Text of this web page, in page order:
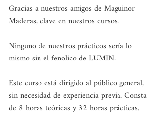
Gracias a nuestros amigos de Maguinor
Maderas, clave en nuestros cursos.
Ninguno de nuestros prácticos sería lo
mismo sin el fenolico de LUMIN.
Este curso está dirigido al público general,
sin necesidad de experiencia previa. Consta
de 8 horas teóricas y 32 horas prácticas.